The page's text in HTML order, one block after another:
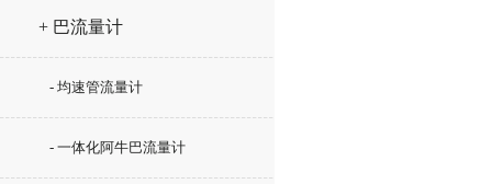
+ 巴流量计
- 均速管流量计
- 一体化阿牛巴流量计